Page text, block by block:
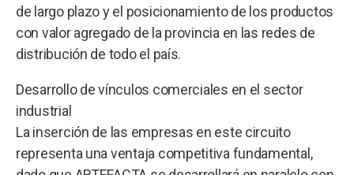
de largo plazo y el posicionamiento de los productos
con valor agregado de la provincia en las redes de
distribución de todo el país.
Desarrollo de vínculos comerciales en el sector
industrial
La inserción de las empresas en este circuito
representa una ventaja competitiva fundamental,